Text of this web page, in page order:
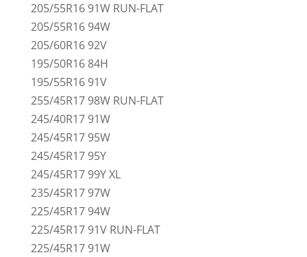
205/55R16 91W RUN-FLAT
205/55R16 94W
205/60R16 92V
195/50R16 84H
195/55R16 91V
255/45R17 98W RUN-FLAT
245/40R17 91W
245/45R17 95W
245/45R17 95Y
245/45R17 99Y XL
235/45R17 97W
225/45R17 94W
225/45R17 91V RUN-FLAT
225/45R17 91W